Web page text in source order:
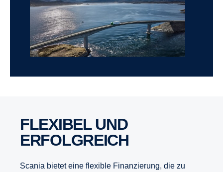
FLEXIBEL UND
ERFOLGREICH
Scania bietet eine flexible Finanzierung, die zu